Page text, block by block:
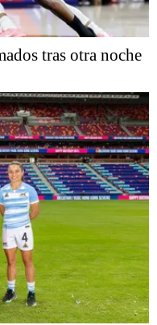
tras otra noche